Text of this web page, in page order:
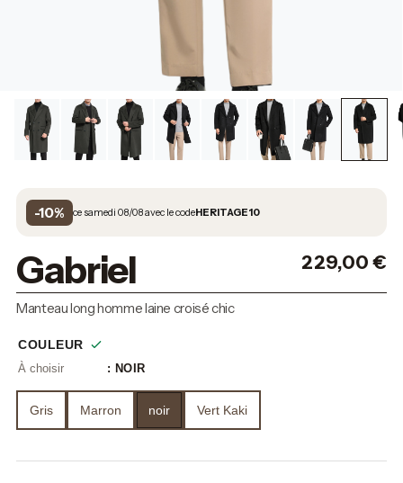
-10% ce samedi 08/08 avec le codeHERITAGE10
Gabriel 229,00€
Manteau long homme laine croisé chic
COULEUR
: NOIR
Gris Marron noir Vert Kaki